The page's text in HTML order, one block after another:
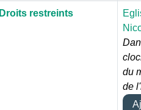
Droits restreints
du
de